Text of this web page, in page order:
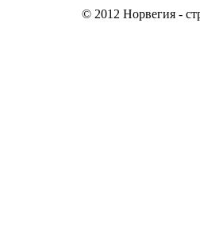
© 2012 Норвегия -